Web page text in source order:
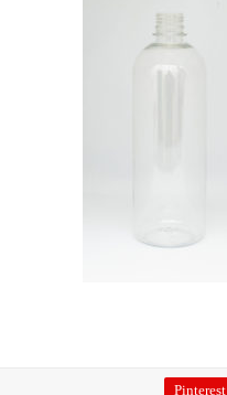
Pinterest